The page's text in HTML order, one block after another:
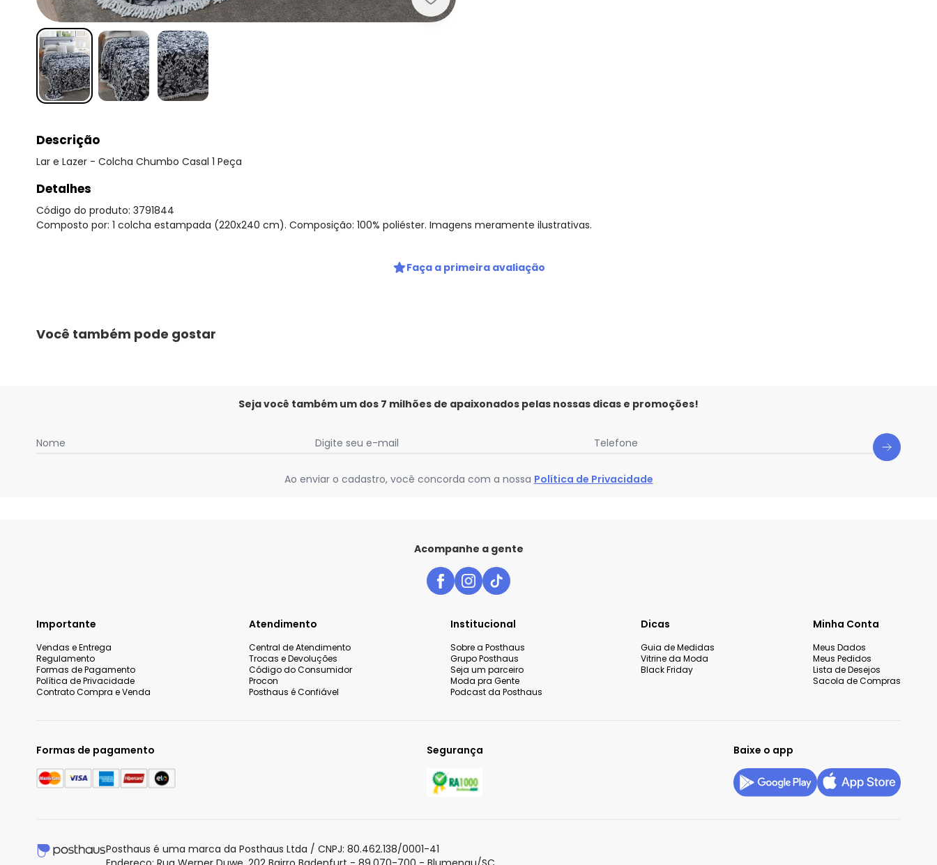
Lar e Lazer - Colcha Chumbo Casal 1 Peça
Descrição
Lar e Lazer - Colcha Chumbo Casal 1 Peça
Detalhes
Código do produto: 3791844
Composto por: 1 colcha estampada (220x240 cm). Composição: 100% poliéster. Imagens meramente ilustrativas.
Faça a primeira avaliação
Você também pode gostar
Seja você também um dos 7 milhões de apaixonados pelas nossas dicas e promoções!
Nome Digite seu e-mail Telefone
Ao enviar o cadastro, você concorda com a nossa Política de Privacidade
Acompanhe a gente
Importante
Vendas e Entrega
Regulamento
Formas de Pagamento
Política de Privacidade
Contrato Compra e Venda
Atendimento
Central de Atendimento
Trocas e Devoluções
Código do Consumidor
Procon
Posthaus é Confiável
Institucional
Sobre a Posthaus
Grupo Posthaus
Seja um parceiro
Moda pra Gente
Podcast da Posthaus
Dicas
Guia de Medidas
Vitrine da Moda
Black Friday
Minha Conta
Meus Dados
Meus Pedidos
Lista de Desejos
Sacola de Compras
Formas de pagamento Segurança Baixe o app
Posthaus é uma marca da Posthaus Ltda / CNPJ: 80.462.138/0001-41
saber mais.